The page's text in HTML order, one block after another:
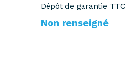
Dépôt de garantie TTC
Non renseigné